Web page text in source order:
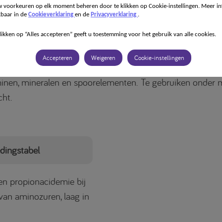
en propionacidemie bij kinderen
van 1 jaar. Een methionine-, threonine- en valinevrije
mix van aminozuren, laag in isoleucine, bevat
mineralen en spoorelementen. Te gebruiken onder
propionacidemie bij
aminozuren, laag in
voorkeuren op elk moment beheren door te klikken op Cookie-instellingen. Meer
in de Cookieverklaring en de Privacyverklaring .
op “Alles accepteren” geeft u toestemming voor het gebruik van alle cookies.
Accepteren Weigeren Cookie-instellingen